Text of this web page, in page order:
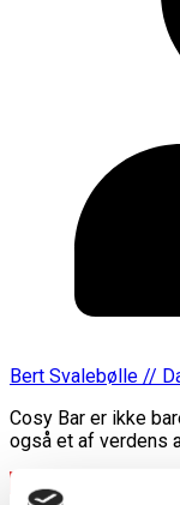
Bert Svalebølle //
Cosy Bar er ikke
også et af verdens
Læs mere